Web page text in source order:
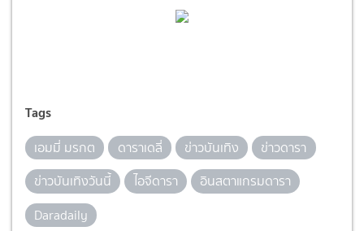
Tags
เอมมี่ มรกต ดาราเดลี่ ข่าวบันเทิง
ข่าวดารา
ข่าวบันเทิงวันนี้
ไอจีดารา
อินสตาแกรมดารา
Daradaily